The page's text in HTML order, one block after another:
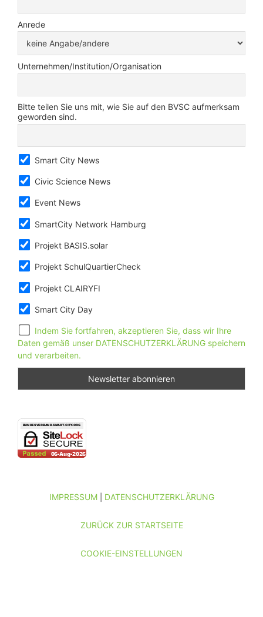
Anrede
Unternehmen/Institution/Organisation
Bitte teilen Sie uns mit, wie Sie auf den BVSC aufmerksam
geworden sind.
Smart City News
Civic Science News
Event News
SmartCity Network Hamburg
Projekt BASIS.solar
Projekt SchulQuartierCheck
Projekt CLAIRYFI
Smart City Day
Indem Sie fortfahren, akzeptieren Sie, dass wir Ihre
Daten gemäß unser DATENSCHUTZERKLÄRUNG speichern
und verarbeiten.
IMPRESSUM| DATENSCHUTZERKLÄRUNG
ZURÜCK ZUR STARTSEITE
COOKIE-EINSTELLUNGEN